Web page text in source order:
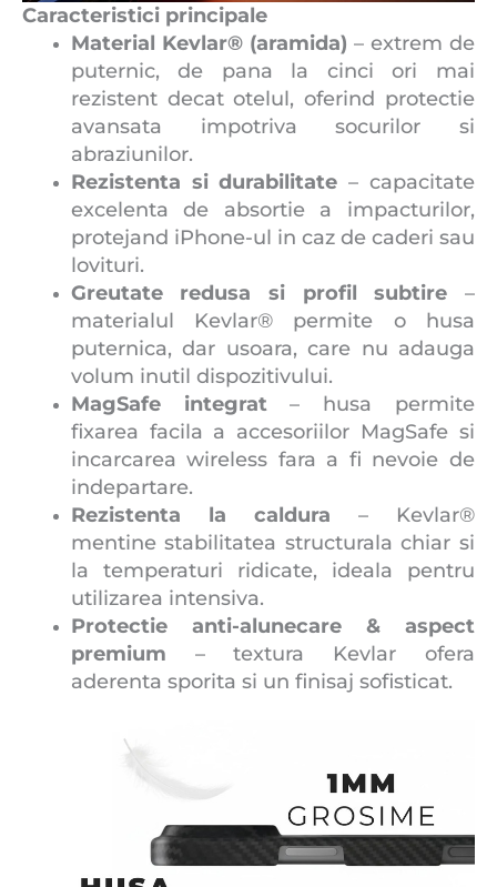
Caracteristici principale
Material Kevlar® (aramida) – extrem de
puternic, de pana la cinci ori mai
rezistent decat otelul, oferind protectie
avansata impotriva socurilor si
abraziunilor.
Rezistenta si durabilitate – capacitate
excelenta de absortie a impacturilor,
protejand iPhone-ul in caz de caderi sau
lovituri.
Greutate redusa si profil subtire –
materialul Kevlar® permite o husa
puternica, dar usoara, care nu adauga
volum inutil dispozitivului.
MagSafe integrat– husa permite
fixarea facila a accesoriilor MagSafe si
incarcarea wireless fara a fi nevoie de
indepartare.
Rezistenta la caldura – Kevlar®
mentine stabilitatea structurala chiar si
la temperaturi ridicate, ideala pentru
utilizarea intensiva.
Protectie anti-alunecare & aspect
premium – textura Kevlar ofera
aderenta sporita si un finisaj sofisticat.